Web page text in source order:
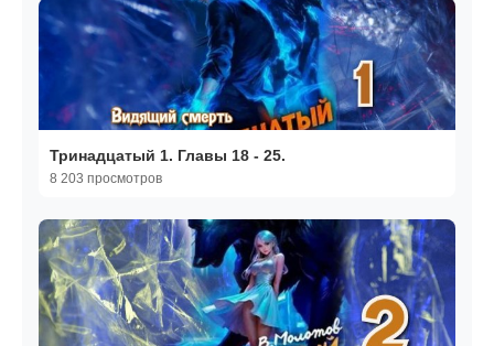
Тринадцатый 1. Главы 18 - 25.
8 203 просмотров